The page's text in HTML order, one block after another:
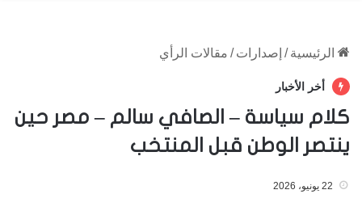
الرئيسية / إصدارات / مقالات الرأي
أخر الأخبار
كلام سياسة – الصافي سالم – مصر حين
ينتصر الوطن قبل المنتخب
22 يونيو، 2026